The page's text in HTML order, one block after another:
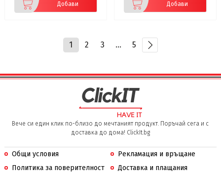
Добави Добави
1 2 3 ... 5
Вече си един клик по-близо до мечтаният продукт. Поръчай сега и с
доставка до дома! ClickIt.bg
Общи условия
Рекламация и връщане
Политика за поверителност
Доставка и плащания